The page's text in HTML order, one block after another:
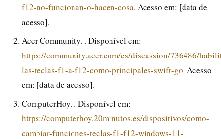
f12-no-funcionan-o-hacen-cosa. Acesso em: [data de
acesso].
Acer Community. . Disponível em:
https://community.acer.com/es/discussion/736486/
las-teclas-f1-a-f12-como-principales-swift-go. Acesso
em: [data de acesso].
ComputerHoy. . Disponível em:
https://computerhoy.20minutos.es/dispositivos/como-
cambiar-funciones-teclas-f1-f12-windows-11-